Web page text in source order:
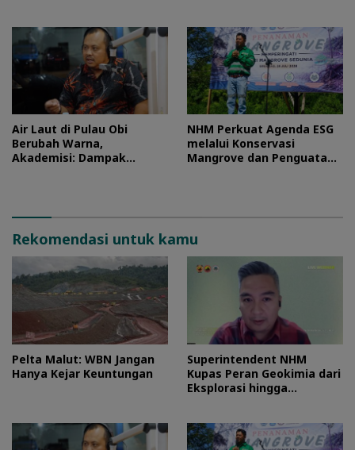
Air Laut di Pulau Obi
Berubah Warna,
Akademisi: Dampak
NHM Perkuat Agenda ESG
melalui Konservasi
Mangrove dan Penguatan
Rekomendasi untuk kamu
Pelta Malut: WBN Jangan
Hanya Kejar Keuntungan
Superintendent NHM
Kupas Peran Geokimia dari
Eksplorasi hingga